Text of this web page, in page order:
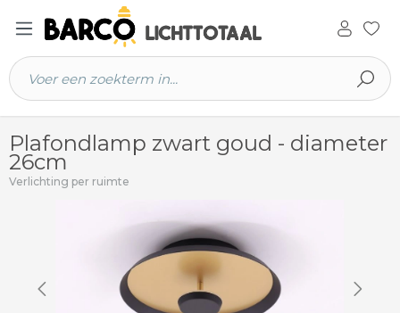
hoofdinhoud
Plafondlamp zwart goud - diameter
26cm
Verlichting per ruimte